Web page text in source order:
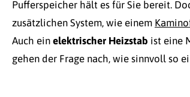
Pufferspeicher hält es für Sie bereit.
zusätzlichen System, wie einem
Auch ein elektrischer Heizstab ist eine
gehen der Frage nach, wie sinnvoll so